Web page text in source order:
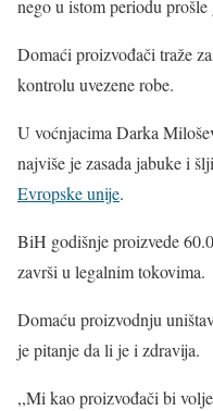
nego u istom periodu prošle
Domaći proizvođači traže
kontrolu uvezene robe.
U voćnjacima Darka
najviše je zasada jabuke i
Evropske unije.
BiH godišnje proizvede
završi u legalnim tokovima.
Domaću proizvodnju
je pitanje da li je i zdravija.
,,Mi kao proizvođači bi